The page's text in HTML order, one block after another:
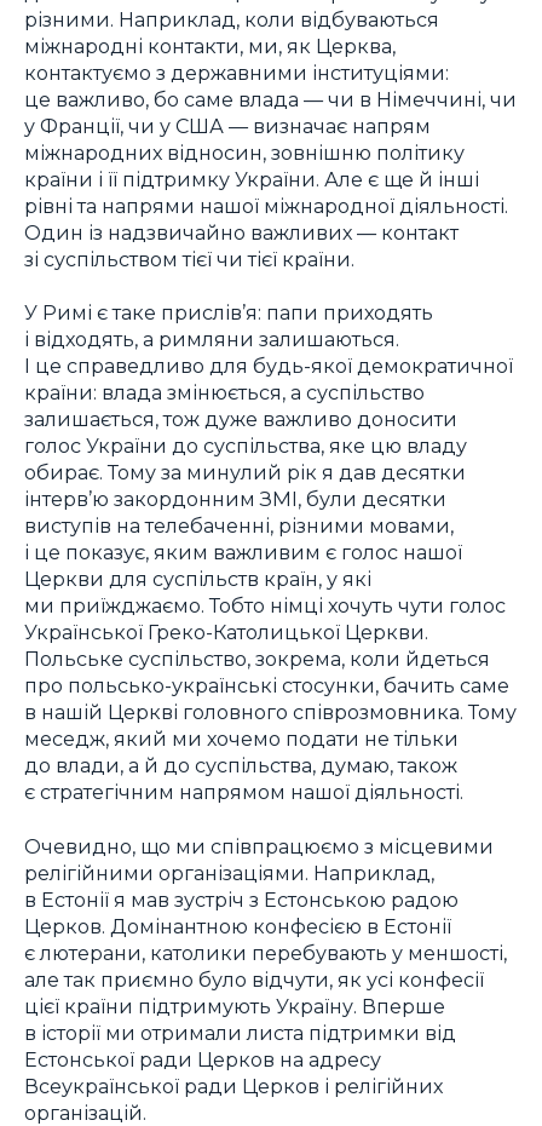
різними. Наприклад, коли відбуваються
міжнародні контакти, ми, як Церква,
контактуємо з державними інституціями:
це важливо, бо саме влада — чи в Німеччині, чи
у Франції, чи у США — визначає напрям
міжнародних відносин, зовнішню політику
країни і її підтримку України. Але є ще й інші
рівні та напрями нашої міжнародної діяльності.
Один із надзвичайно важливих — контакт
зі суспільством тієї чи тієї країни.
У Римі є таке прислів’я: папи приходять
і відходять, а римляни залишаються.
І це справедливо для будь-якої демократичної
країни: влада змінюється, а суспільство
залишається, тож дуже важливо доносити
голос України до суспільства, яке цю владу
обирає. Тому за минулий рік я дав десятки
інтерв’ю закордонним ЗМІ, були десятки
виступів на телебаченні, різними мовами,
і це показує, яким важливим є голос нашої
Церкви для суспільств країн, у які
ми приїжджаємо. Тобто німці хочуть чути голос
Української Греко-Католицької Церкви.
Польське суспільство, зокрема, коли йдеться
про польсько-українські стосунки, бачить саме
в нашій Церкві головного співрозмовника. Тому
меседж, який ми хочемо подати не тільки
до влади, а й до суспільства, думаю, також
є стратегічним напрямом нашої діяльності.
Очевидно, що ми співпрацюємо з місцевими
релігійними організаціями. Наприклад,
в Естонії я мав зустріч з Естонською радою
Церков. Домінантною конфесією в Естонії
є лютерани, католики перебувають у меншості,
але так приємно було відчути, як усі конфесії
цієї країни підтримують Україну. Вперше
в історії ми отримали листа підтримки від
Естонської ради Церков на адресу
Всеукраїнської ради Церков і релігійних
організацій.